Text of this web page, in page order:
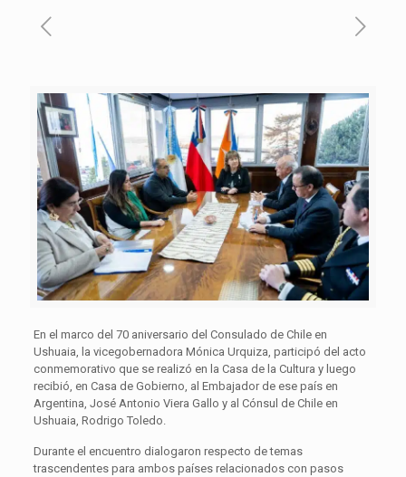
En el marco del 70 aniversario del Consulado de Chile en
Ushuaia, la vicegobernadora Mónica Urquiza, participó del acto
conmemorativo que se realizó en la Casa de la Cultura y luego
recibió, en Casa de Gobierno, al Embajador de ese país en
Argentina, José Antonio Viera Gallo y al Cónsul de Chile en
Ushuaia, Rodrigo Toledo.
Durante el encuentro dialogaron respecto de temas
trascendentes para ambos países relacionados con pasos